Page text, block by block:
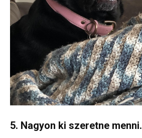
5. Nagyon ki szeretne menni.